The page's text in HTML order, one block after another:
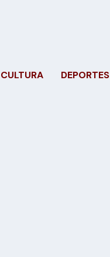
CULTURA DEPORTES